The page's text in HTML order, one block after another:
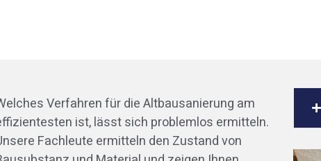
Verfahren für die Altbausanierung am
ist, lässt sich problemlos ermitteln.
Fachleute ermitteln den Zustand von